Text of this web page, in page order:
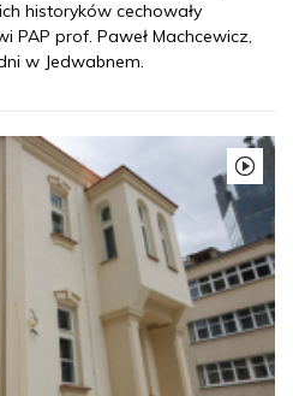
historyków cechowały
PAP prof. Paweł Machcewicz,
w Jedwabnem.